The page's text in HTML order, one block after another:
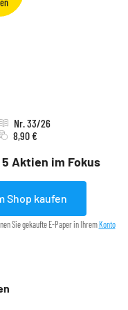
Aktien im Fokus
Nr. 33/26
8,90 €
Shop kaufen
Sie gekaufte E-Paper in Ihrem Konto